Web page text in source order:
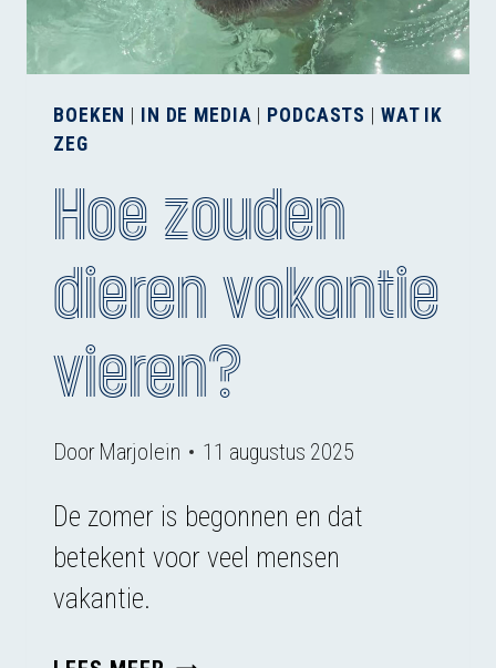
BOEKEN | IN DE MEDIA | PODCASTS | WAT IK
ZEG
Hoe zouden
dieren vakantie
vieren?
Door Marjolein 11 augustus 2025
De zomer is begonnen en dat
betekent voor veel mensen
vakantie.